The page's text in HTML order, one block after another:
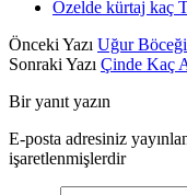
Özelde kürtaj kaç
Önceki Yazı Uğur
Sonraki Yazı Çinde Kaç
Bir yanıt yazın
E-posta adresiniz
işaretlenmişlerdir